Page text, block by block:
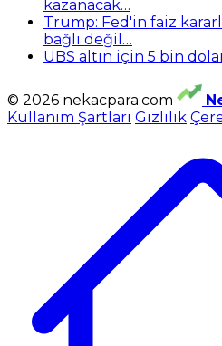
kazanacak…
Trump: Fed'in faiz
bağlı değil…
UBS altın için 5 bin
© 2026 nekacpara.com
Kullanım Şartları Gizlilik